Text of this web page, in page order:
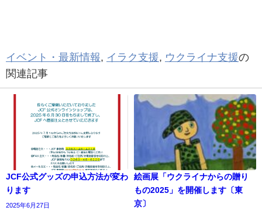
イベント・最新情報, イラク支援, ウクライナ支援の
関連記事
JCF公式グッズの申込方法が変わ
ります
2025年6月27日
絵画展「ウクライナからの贈り
もの2025」を開催します〔東
京〕